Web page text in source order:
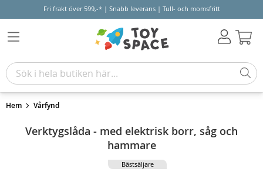
Fri frakt över 599,-* | Snabb leverans | Tull- och momsfritt
Hem Vårfynd
Verktygslåda - med elektrisk borr, såg och
hammare
Bästsäljare